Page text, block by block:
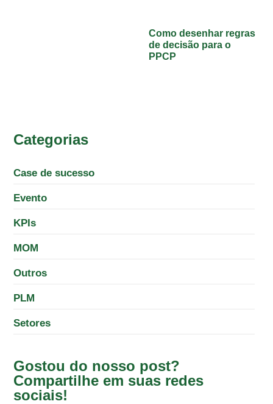
Como desenhar regras
de decisão para o
PPCP
Categorias
Case de sucesso
Evento
KPIs
MOM
Outros
PLM
Setores
Gostou do nosso post?
Compartilhe em suas redes
sociais!